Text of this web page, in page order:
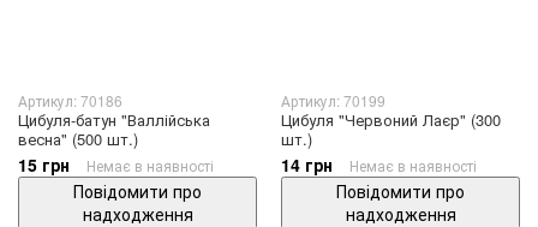
Артикул: 70186
Цибуля-батун "Валлійська
весна" (500 шт.)
15 грн Немає в наявності
Повідомити про
надходження
Артикул: 70199
Цибуля "Червоний Лаєр" (300
шт.)
14 грн Немає в наявності
Повідомити про
надходження